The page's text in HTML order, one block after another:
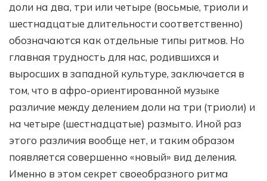
доли на два, три или четыре (восьмые, триоли и
шестнадцатые длительности соответственно)
обозначаются как отдельные типы ритмов. Но
главная трудность для нас, родившихся и
выросших в западной культуре, заключается в
том, что в афро-ориентированной музыке
различие между делением доли на три (триоли) и
на четыре (шестнадцатые) размыто. Иной раз
этого различия вообще нет, и таким образом
появляется совершенно «новый» вид деления.
Именно в этом секрет своеобразного ритма